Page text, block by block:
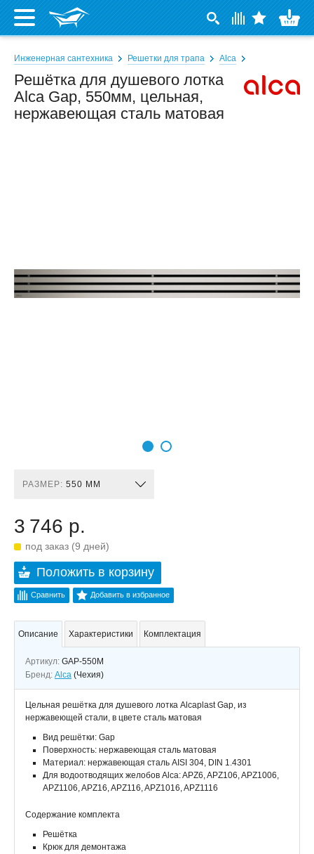
Инженерная сантехника Решетки для трапа Alca
Решётка для душевого лотка
Alca Gap, 550мм, цельная,
нержавеющая сталь матовая
РАЗМЕР: 550 ММ
3 746 р.
под заказ (9 дней)
Положить в корзину
Сравнить Добавить в избранное
Описание Характеристики Комплектация
Артикул: GAP-550M
Бренд: Alca (Чехия)
Цельная решётка для душевого лотка Alcaplast Gap, из
нержавеющей стали, в цвете сталь матовая
Вид решётки: Gap
Поверхность: нержавеющая сталь матовая
Материал: нержавеющая сталь AISI 304, DIN 1.4301
Для водоотводящих желобов Alca: APZ6, APZ106, APZ1006,
APZ1106, APZ16, APZ116, APZ1016, APZ1116
Содержание комплекта
Решётка
Крюк для демонтажа